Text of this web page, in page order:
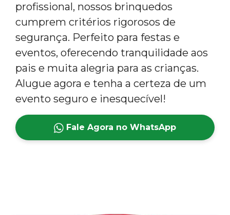
profissional, nossos brinquedos
cumprem critérios rigorosos de
segurança. Perfeito para festas e
eventos, oferecendo tranquilidade aos
pais e muita alegria para as crianças.
Alugue agora e tenha a certeza de um
evento seguro e inesquecível!
Fale Agora no WhatsApp